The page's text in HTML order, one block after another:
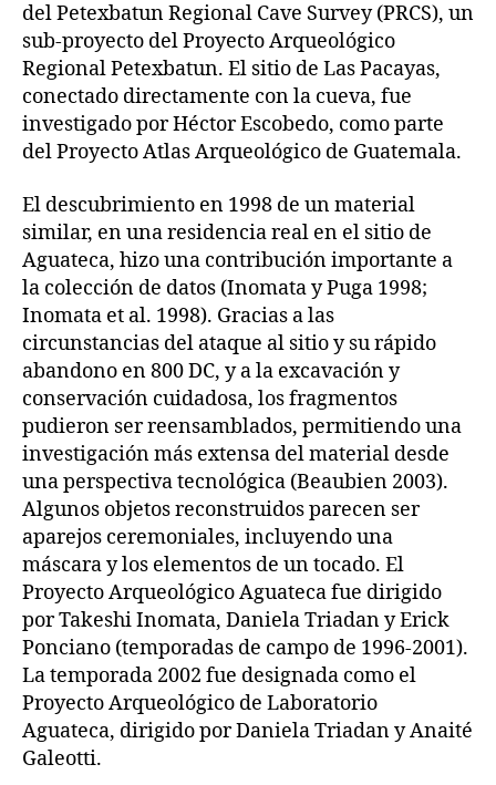
del Petexbatun Regional Cave Survey (PRCS), un
sub-proyecto del Proyecto Arqueológico
Regional Petexbatun. El sitio de Las Pacayas,
conectado directamente con la cueva, fue
investigado por Héctor Escobedo, como parte
del Proyecto Atlas Arqueológico de Guatemala.
El descubrimiento en 1998 de un material
similar, en una residencia real en el sitio de
Aguateca, hizo una contribución importante a
la colección de datos (Inomata y Puga 1998;
Inomata et al. 1998). Gracias a las
circunstancias del ataque al sitio y su rápido
abandono en 800 DC, y a la excavación y
conservación cuidadosa, los fragmentos
pudieron ser reensamblados, permitiendo una
investigación más extensa del material desde
una perspectiva tecnológica (Beaubien 2003).
Algunos objetos reconstruidos parecen ser
aparejos ceremoniales, incluyendo una
máscara y los elementos de un tocado. El
Proyecto Arqueológico Aguateca fue dirigido
por Takeshi Inomata, Daniela Triadan y Erick
Ponciano (temporadas de campo de 1996-2001).
La temporada 2002 fue designada como el
Proyecto Arqueológico de Laboratorio
Aguateca, dirigido por Daniela Triadan y Anaité
Galeotti.